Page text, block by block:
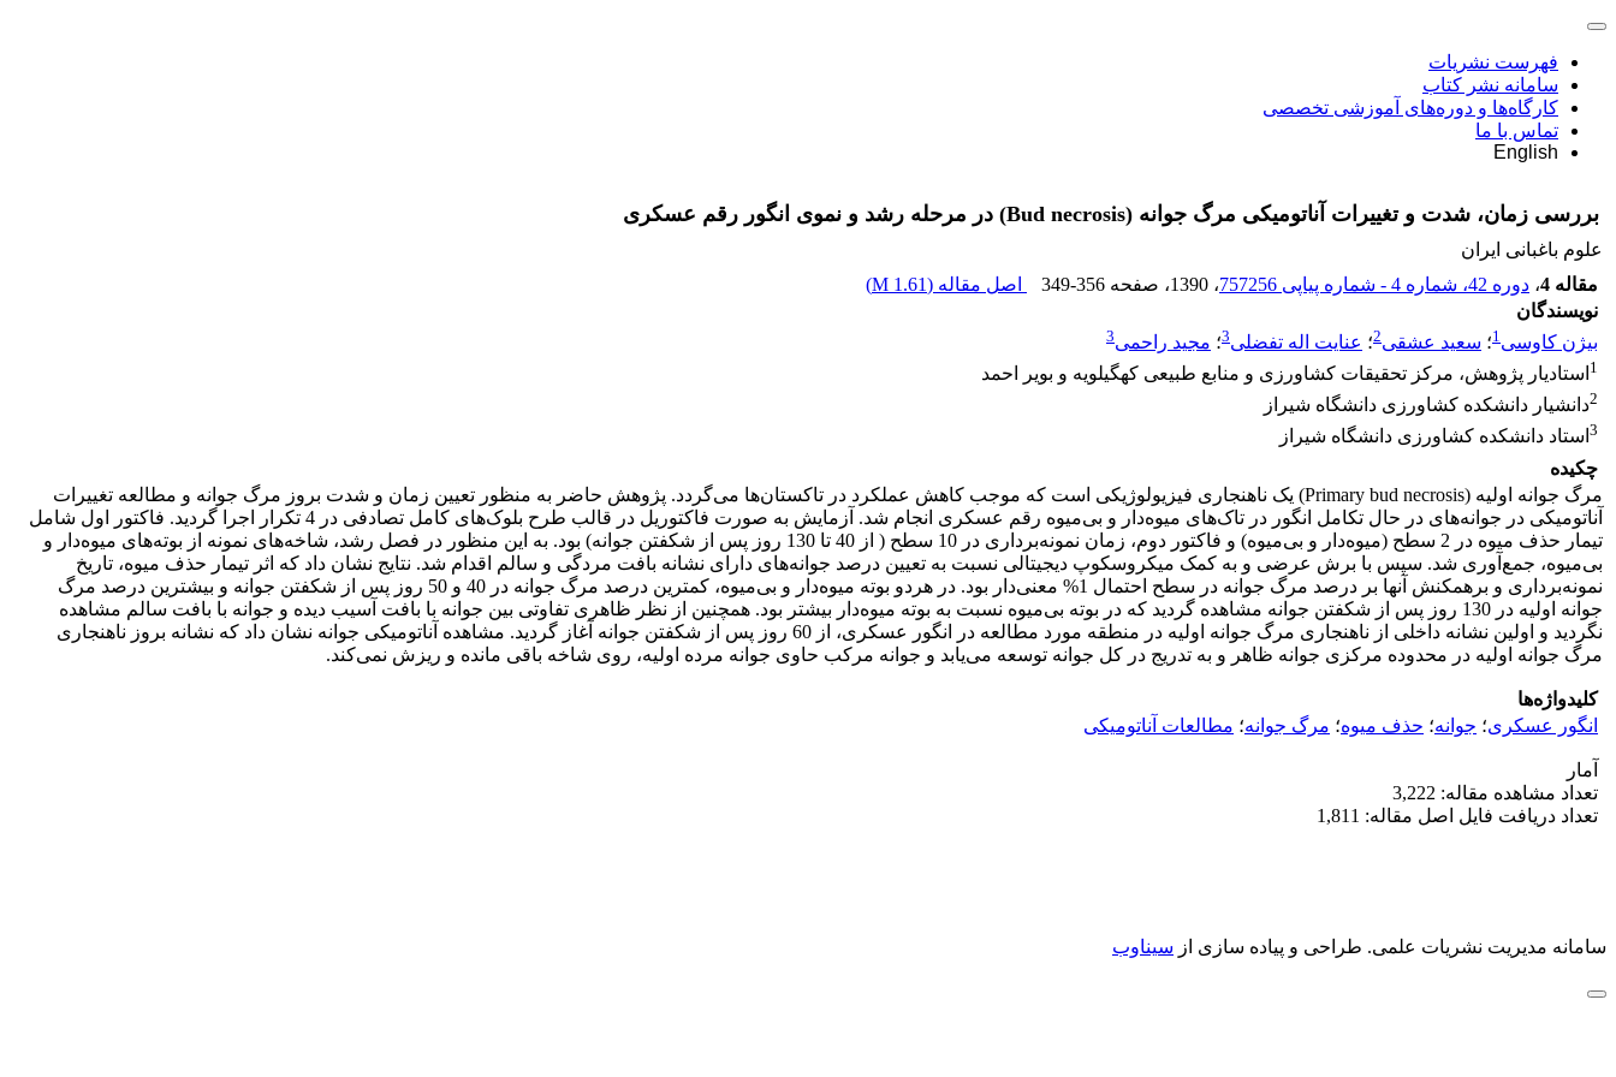
فهرست نشریات
سامانه نشر کتاب
کارگاه‌ها و دوره‌های آموزشی تخصصی
تماس با ما
English
بررسی زمان، شدت و تغییرات آناتومیکی مرگ جوانه‌ (Bud necrosis) در مرحله رشد و نموی انگور رقم عسکری
علوم باغبانی ایران
مقاله 4
، دوره 42، شماره 4 - شماره پیاپی 757256 ، 1390 ، صفحه 349-356 اصل مقاله (1.61 M
)
نویسندگان
بیژن کاوسی1؛ سعید عشقی2؛ عنایت اله تفضلی3؛ مجید راحمی3
1 استادیار پژوهش، مرکز تحقیقات کشاورزی و منابع طبیعی کهگیلویه و بویر احمد
2دانشیار دانشکده کشاورزی دانشگاه شیراز
3 استاد دانشکده کشاورزی دانشگاه شیراز
چکیده
مرگ جوانه اولیه (Primary bud necrosis) یک ناهنجاری فیزیولوژیکی است که موجب کاهش عملکرد در تاکستان‌ها می‌گردد. پژوهش حاضر به منظور تعیین زمان و شدت بروز مرگ جوانه و مطالعه تغییرات
آناتومیکی در جوانه‌های در حال تکامل انگور در تاک‌های میوه‌دار و بی‌میوه رقم عسکری انجام شد. آزمایش به صورت فاکتوریل در قالب طرح بلوک‌های کامل تصادفی در 4 تکرار اجرا گردید. فاکتور اول شامل
تیمار حذف میوه در 2 سطح (میوه‌دار و بی‌میوه) و فاکتور دوم، زمان نمونه‌برداری در 10 سطح ( از 40 تا 130 روز پس از شکفتن جوانه) بود. به این منظور در فصل رشد، شاخه‌های نمونه از بوته‌های میوه‌دار و
بی‌میوه، جمع‌آوری شد. سپس با برش عرضی و به کمک میکروسکوپ دیجیتالی نسبت به تعیین درصد جوانه‌های دارای نشانه بافت مردگی و سالم اقدام شد. نتایج نشان داد که اثر تیمار حذف میوه، تاریخ
نمونه‌برداری و برهمکنش آنها بر درصد مرگ جوانه‌ در سطح احتمال 1% معنی‌دار بود. در هردو بوته میوه‌دار و بی‌میوه، کمترین درصد مرگ جوانه در 40 و 50 روز پس از شکفتن جوانه و بیشترین درصد مرگ
جوانه اولیه در 130 روز پس از شکفتن جوانه مشاهده گردید که در بوته بی‌میوه نسبت به بوته میوه‌دار بیشتر بود. همچنین از نظر ظاهری تفاوتی بین جوانه با بافت آسیب دیده و جوانه با بافت سالم مشاهده
نگردید و اولین نشانه داخلی از ناهنجاری مرگ جوانه اولیه در منطقه مورد مطالعه در انگور عسکری، از 60 روز پس از شکفتن جوانه آغاز گردید. مشاهده آناتومیکی جوانه نشان داد که نشانه بروز ناهنجاری
مرگ جوانه اولیه در محدوده مرکزی جوانه ظاهر و به تدریج در کل جوانه توسعه می‌یابد و جوانه مرکب حاوی جوانه مرده اولیه، روی شاخه باقی مانده و ریزش نمی‌کند.
کلیدواژه‌ها
انگور عسکری؛ جوانه؛ حذف میوه؛ مرگ جوانه‌؛ مطالعات آناتومیکی
آمار
تعداد مشاهده مقاله: 3,222
تعداد دریافت فایل اصل مقاله: 1,811
سامانه مدیریت نشریات علمی. طراحی و پیاده سازی از سیناوب